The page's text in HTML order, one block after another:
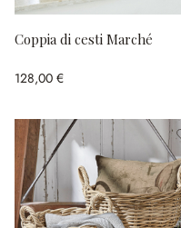
Coppia di cesti Marché
128,00 €